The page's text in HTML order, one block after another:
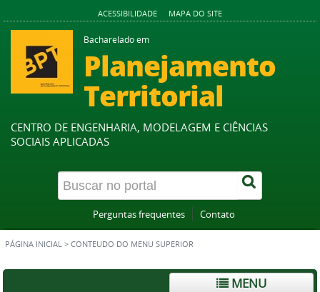
ACESSIBILIDADE MAPA DO SITE
Bacharelado em
Planejamento
Territorial
CENTRO DE ENGENHARIA, MODELAGEM E CIÊNCIAS
SOCIAIS APLICADAS
Perguntas frequentes Contato
PÁGINA INICIAL > CONTEUDO DO MENU SUPERIOR
MENU